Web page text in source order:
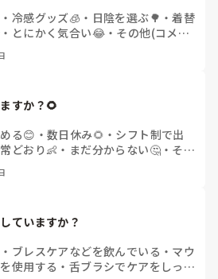
・ 冷感グッズ🧊 ・ 日陰を選ぶ🌳 ・着替
・ とにかく気合い😂・ その他(コメン
すか？🌻
る😊 ・ 数日休み🌻 ・ シフト制で出
どおり👶 ・ まだ分からない🤔・ その
ていますか？
・ ブレスケアなどを飲んでいる ・ マウ
使用する ・ 舌ブラシでケアをしっか